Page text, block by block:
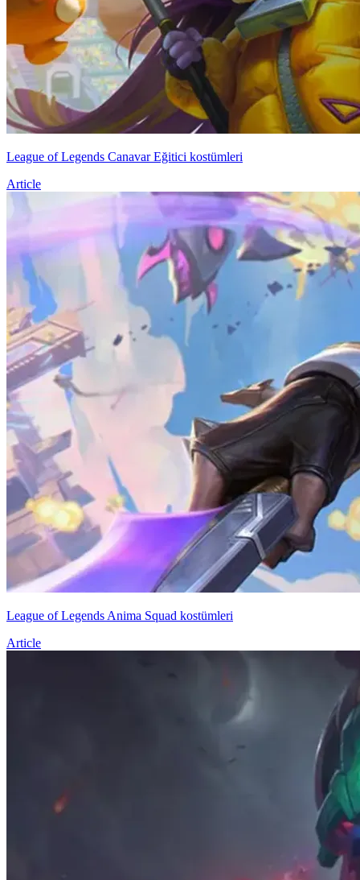
League of Legends Canavar Eğitici kostümleri
Article
League of Legends Anima Squad kostümleri
Article